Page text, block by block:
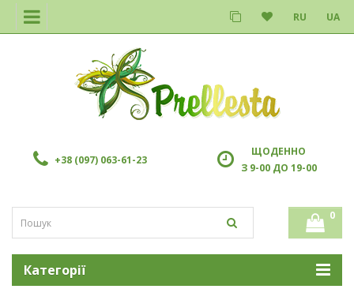
RU UA
+38 (097) 063-61-23
ЩОДЕННО
З 9-00 ДО 19-00
0
Категорії